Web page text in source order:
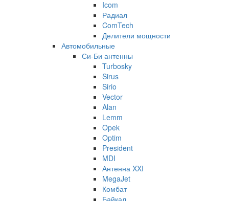
Icom
Радиал
ComTech
Делители мощности
Автомобильные
Си-Би антенны
Turbosky
Sirus
Sirio
Vector
Alan
Lemm
Opek
Optim
President
MDI
Антенна XXI
MegaJet
Комбат
Байкал